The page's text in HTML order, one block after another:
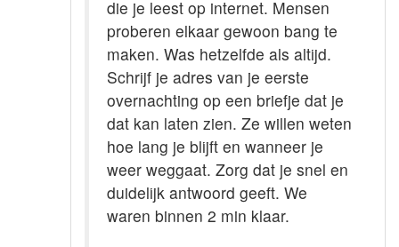
die je leest op internet. Mensen
proberen elkaar gewoon bang te
maken. Was hetzelfde als altijd.
Schrijf je adres van je eerste
overnachting op een briefje dat je
dat kan laten zien. Ze willen weten
hoe lang je blijft en wanneer je
weer weggaat. Zorg dat je snel en
duidelijk antwoord geeft. We
waren binnen 2 min klaar.